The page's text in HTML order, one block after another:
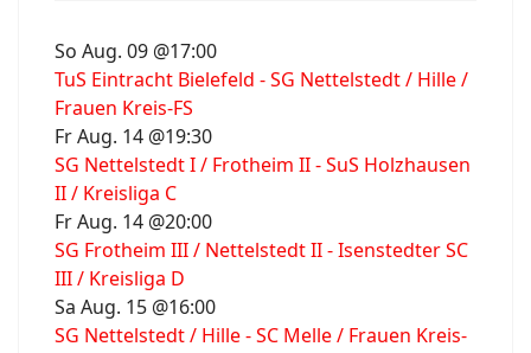
So Aug. 09 @17:00
TuS Eintracht Bielefeld - SG Nettelstedt / Hille /
Frauen Kreis-FS
Fr Aug. 14 @19:30
SG Nettelstedt I / Frotheim II - SuS Holzhausen
II / Kreisliga C
Fr Aug. 14 @20:00
SG Frotheim III / Nettelstedt II - Isenstedter SC
III / Kreisliga D
Sa Aug. 15 @16:00
SG Nettelstedt / Hille - SC Melle / Frauen Kreis-